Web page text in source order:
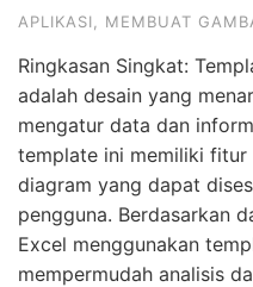
APLIKASI MEMBUAT
Ringkasan Singkat:
adalah desain yang
mengatur data dan
template ini memiliki
diagram yang dapat
pengguna. Berdasarkan
Excel menggunakan
mempermudah analisis